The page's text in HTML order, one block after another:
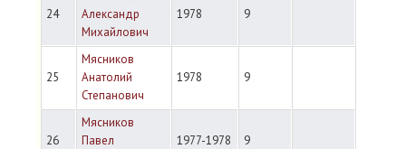
24
Александр
Михайлович
1978 9
25
Мясников
Анатолий
Степанович
1978 9
26
Мясников
Павел
1977-1978 9